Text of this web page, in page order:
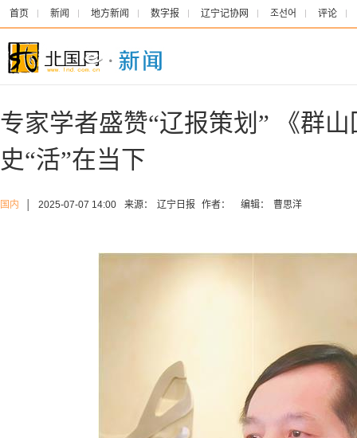
首页 新闻 地方新闻 数字报 辽宁记协网 조선어 评论
专家学者盛赞“辽报策划” 《群
史“活”在当下
国内 2025-07-07 14:00 来源： 辽宁日报 作者： 编辑： 曹思洋